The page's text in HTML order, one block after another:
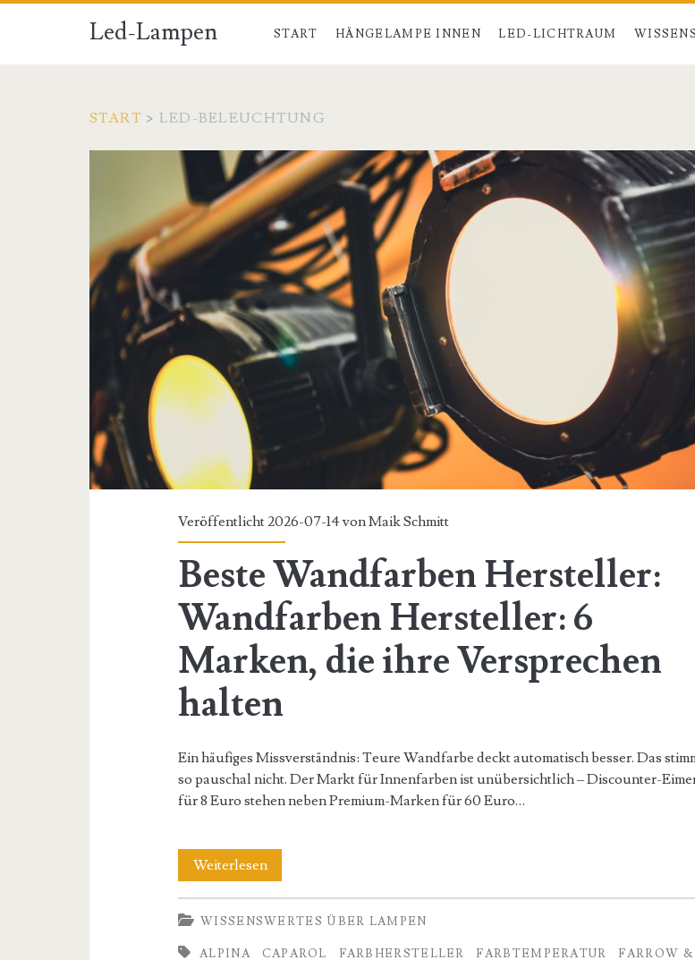
Led-Lampen START HÄNGELAMPE INNEN LED-LICHTRAUM
START > LED-BELEUCHTUNG
Schlagwort:
<span>LED-
Beleuchtung</span>
Veröffentlicht 2026-07-14 vonMaik Schmitt
Beste Wandfarben Hersteller:
Wandfarben Hersteller: 6
Marken, die ihre Versprechen
halten
Ein häufiges Missverständnis: Teure Wandfarbe deckt automatisch besser. Das
so pauschal nicht. Der Markt für Innenfarben ist unübersichtlich – Discounter-
für 8 Euro stehen neben Premium-Marken für 60 Euro…
WeiterlesenBeste
Wandfarben
Hersteller:
WISSENSWERTES ÜBER LAMPEN
ALPINA CAPAROL FARBHERSTELLER FARBTEMPERATUR
FARROW &